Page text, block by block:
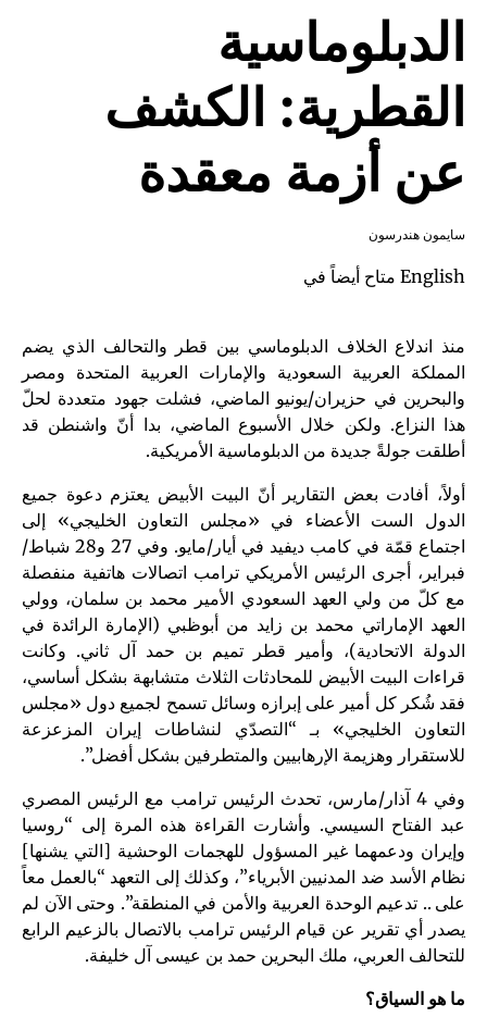
الدبلوماسية
القطرية: الكشف
عن أزمة معقدة
سايمون هندرسون
English
منذ اندلاع الخلاف الدبلوماسي بين قطر والتحالف الذي يضم
المملكة العربية السعودية والإمارات العربية المتحدة ومصر
والبحرين في حزيران/يونيو الماضي، فشلت جهود متعددة لحلّ
هذا النزاع. ولكن خلال الأسبوع الماضي، بدا أنّ واشنطن قد
أطلقت جولةً جديدة من الدبلوماسية الأمريكية.
أولاً، أفادت بعض التقارير أنّ البيت الأبيض يعتزم دعوة جميع
الدول الست الأعضاء في «مجلس التعاون الخليجي» إلى
اجتماع قمّة في كامب ديفيد في أيار/مايو. وفي 27 و28 شباط/
فبراير، أجرى الرئيس الأمريكي ترامب اتصالات هاتفية منفصلة
مع كلّ من ولي العهد السعودي الأمير محمد بن سلمان، وولي
العهد الإماراتي محمد بن زايد من أبوظبي (الإمارة الرائدة في
الدولة الاتحادية)، وأمير قطر تميم بن حمد آل ثاني. وكانت
قراءات البيت الأبيض للمحادثات الثلاث متشابهة بشكل أساسي،
فقد شُكر كل أمير على إبرازه وسائل تسمح لجميع دول «مجلس
التعاون الخليجي» بـ “التصدّي لنشاطات إيران المزعزعة
للاستقرار وهزيمة الإرهابيين والمتطرفين بشكل أفضل”.
وفي 4 آذار/مارس، تحدث الرئيس ترامب مع الرئيس المصري
عبد الفتاح السيسي. وأشارت القراءة هذه المرة إلى “روسيا
وإيران ودعمهما غير المسؤول للهجمات الوحشية [التي يشنها]
نظام الأسد ضد المدنيين الأبرياء”، وكذلك إلى التعهد “بالعمل معاً
على .. تدعيم الوحدة العربية والأمن في المنطقة”. وحتى الآن لم
يصدر أي تقرير عن قيام الرئيس ترامب بالاتصال بالزعيم الرابع
للتحالف العربي، ملك البحرين حمد بن عيسى آل خليفة.
ما هو السياق؟